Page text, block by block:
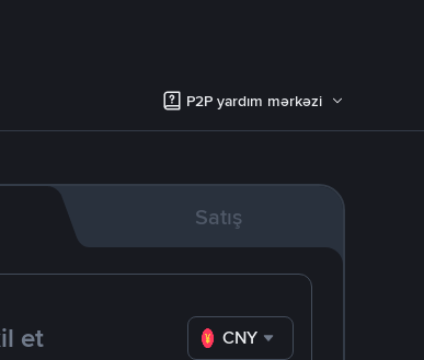
P2P yardım mərkəzi
Satış
CNY